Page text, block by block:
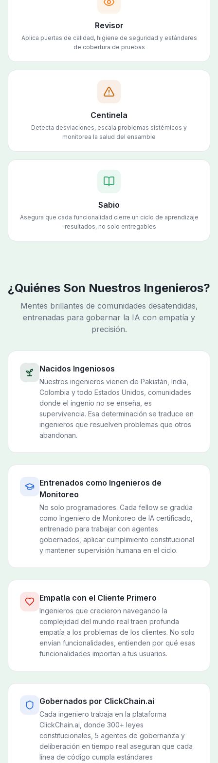
Revisor
Aplica puertas de calidad, higiene de seguridad y estándares
de cobertura de pruebas
Centinela
Detecta desviaciones, escala problemas sistémicos y
monitorea la salud del ensamble
Sabio
Asegura que cada funcionalidad cierre un ciclo de aprendizaje
-resultados, no solo entregables
¿Quiénes Son Nuestros Ingenieros?
Mentes brillantes de comunidades desatendidas,
entrenadas para gobernar la IA con empatía y
precisión.
Nacidos Ingeniosos
Nuestros ingenieros vienen de Pakistán, India,
Colombia y todo Estados Unidos, comunidades
donde el ingenio no se enseña, es
supervivencia. Esa determinación se traduce en
ingenieros que resuelven problemas que otros
abandonan.
Entrenados como Ingenieros de
Monitoreo
No solo programadores. Cada fellow se gradúa
como Ingeniero de Monitoreo de IA certificado,
entrenado para trabajar con agentes
gobernados, aplicar cumplimiento constitucional
y mantener supervisión humana en el ciclo.
Empatía con el Cliente Primero
Ingenieros que crecieron navegando la
complejidad del mundo real traen profunda
empatía a los problemas de los clientes. No solo
envían funcionalidades, entienden por qué esas
funcionalidades importan a tus usuarios.
Gobernados por ClickChain.ai
Cada ingeniero trabaja en la plataforma
ClickChain.ai, donde 300+ leyes
constitucionales, 5 agentes de gobernanza y
deliberación en tiempo real aseguran que cada
línea de código cumpla estándares